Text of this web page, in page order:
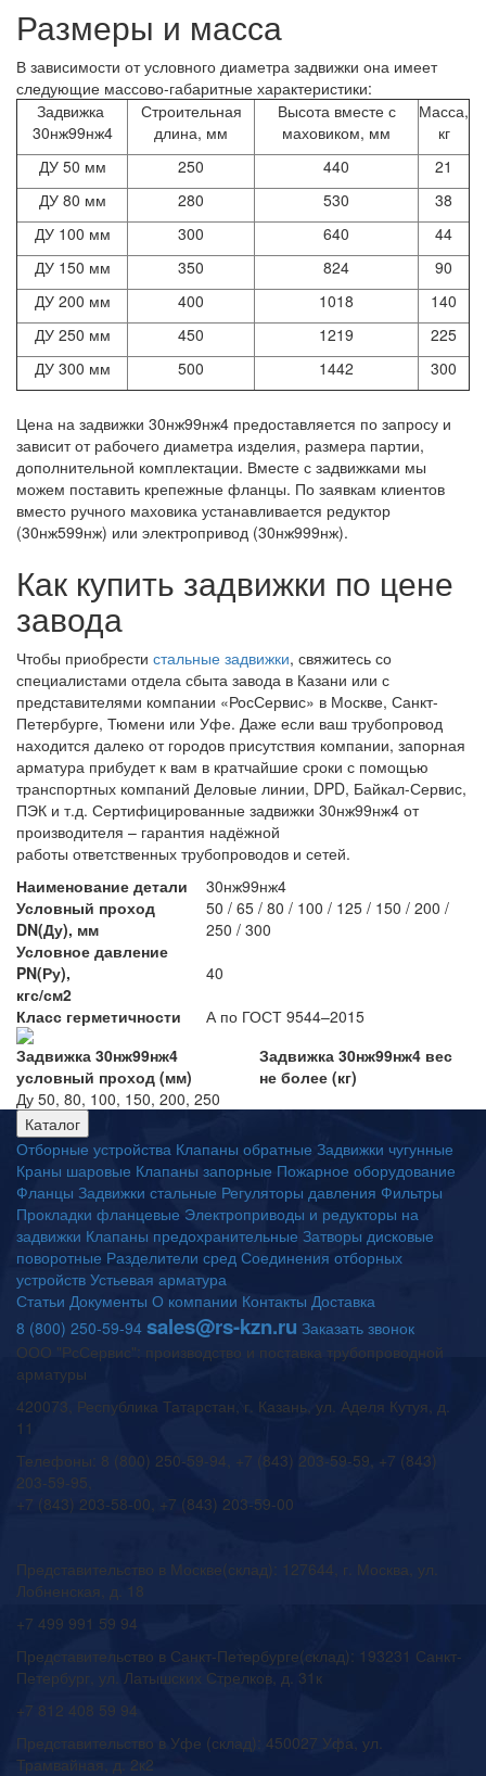
Размеры и масса
В зависимости от условного диаметра задвижки она имеет
следующие массово-габаритные характеристики:
Задвижка
30нж99нж4
Строительная
длина, мм
Высота вместе с
маховиком, мм
Масса,
кг
ДУ 50 мм
250 440
21
ДУ 80 мм
280 530
38
ДУ 100 мм
300 640
44
ДУ 150 мм
350 824
90
ДУ 200 мм
400 1018
140
ДУ 250 мм
450 1219
225
ДУ 300 мм
500 1442 300
Цена на задвижки 30нж99нж4 предоставляется по запросу и
зависит от рабочего диаметра изделия, размера партии,
дополнительной комплектации. Вместе с задвижками мы
можем поставить крепежные фланцы. По заявкам клиентов
вместо ручного маховика устанавливается редуктор
(30нж599нж) или электропривод (30нж999нж).
Как купить задвижки по цене
завода
Чтобы приобрести стальные задвижки, свяжитесь со
специалистами отдела сбыта завода в Казани или с
представителями компании «РосСервис» в Москве, Санкт-
Петербурге, Тюмени или Уфе. Даже если ваш трубопровод
находится далеко от городов присутствия компании, запорная
арматура прибудет к вам в кратчайшие сроки с помощью
транспортных компаний Деловые линии, DPD, Байкал-Сервис,
ПЭК и т.д. Сертифицированные задвижки 30нж99нж4 от
производителя – гарантия надёжной
работы ответственных трубопроводов и сетей.
Наименование детали
30нж99нж4
Условный проход
DN(Ду), мм
50 / 65 / 80 / 100 / 125 / 150 / 200 /
250 / 300
Условное давление
PN(Ру),
кгс/см2
40
Класс герметичности
А по ГОСТ 9544–2015
Задвижка 30нж99нж4
условный проход (мм)
Задвижка 30нж99нж4 вес
не более (кг)
Ду 50, 80, 100, 150, 200, 250
Каталог
Отборные устройства Клапаны обратные Задвижки чугунные
Краны шаровые Клапаны запорные Пожарное оборудование
Фланцы Задвижки стальные Регуляторы давления Фильтры
Прокладки фланцевые Электроприводы и редукторы на
задвижки Клапаны предохранительные Затворы дисковые
поворотные Разделители сред Соединения отборных
устройств Устьевая арматура
Статьи Документы О компании Контакты Доставка
8 (800) 250-59-94 sales@rs-kzn.ru Заказать звонок
ООО "РсСервис": производство и поставка трубопроводной
арматуры
420073, Республика Татарстан, г. Казань, ул. Аделя Кутуя, д.
11
Телефоны: 8 (800) 250-59-94, +7 (843) 203-59-59, +7 (843)
203-59-95,
+7 (843) 203-58-00, +7 (843) 203-59-00
Представительство в Москве(склад): 127644, г. Москва, ул.
Лобненская, д. 18
+7 499 991 59 94
Представительство в Санкт-Петербурге(склад): 193231 Санкт-
Петербург, ул. Латышских Стрелков, д. 31к
+7 812 408 59 94
Представительство в Уфе (склад): 450027 Уфа, ул.
Трамвайная, д. 2к2